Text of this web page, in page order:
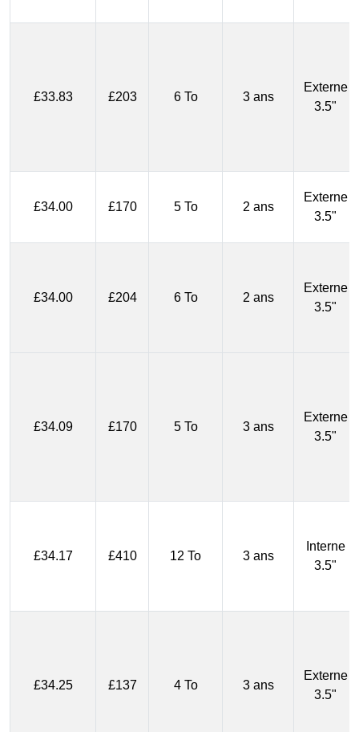
£33.83 £203 6 To 3 ans
Externe
3.5"
£34.00 £170 5 To 2 ans
Externe
3.5"
£34.00 £204 6 To 2 ans
Externe
3.5"
£34.09 £170 5 To 3 ans
Externe
3.5"
£34.17 £410 12 To 3 ans
Interne
3.5"
£34.25 £137 4 To 3 ans
Externe
3.5"